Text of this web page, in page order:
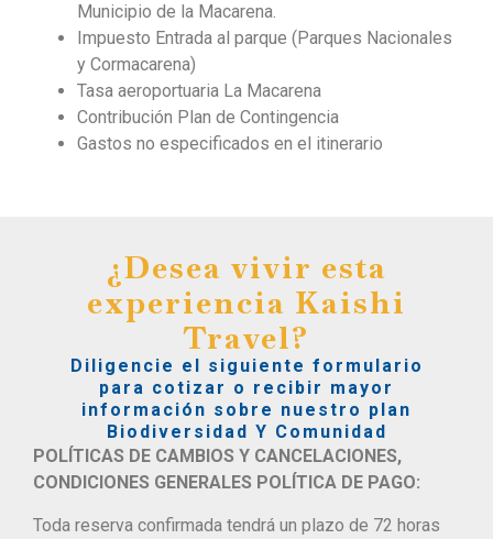
Municipio de la Macarena.
Impuesto Entrada al parque (Parques Nacionales
y Cormacarena)
Tasa aeroportuaria La Macarena
Contribución Plan de Contingencia
Gastos no especificados en el itinerario
¿Desea vivir esta
experiencia Kaishi
Travel?
Diligencie el siguiente formulario
para cotizar o recibir mayor
información sobre nuestro plan
Biodiversidad Y Comunidad
POLÍTICAS DE CAMBIOS Y CANCELACIONES,
CONDICIONES GENERALES POLÍTICA DE PAGO:
Toda reserva confirmada tendrá un plazo de 72 horas